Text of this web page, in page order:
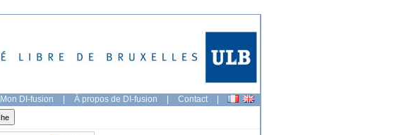
Mon DI-fusion | À propos de DI-fusion | Contact |